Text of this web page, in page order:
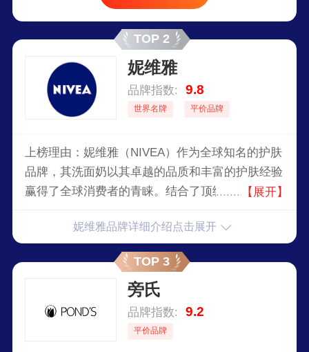
TOP 2
妮维雅
品牌指数: 9.8
世界名牌 平价品牌
上榜理由：妮维雅（NIVEA）作为全球知名的护肤
品牌，其洗面奶以其卓越的品质和丰富的护肤经验
赢得了全球消费者的青睐。结合了顶级科技和天然
脂，同时保持肌肤的天然水润平衡。不仅适用于各
种肤质，还能有效减少黑头和痘痘的生成，令肌肤
【展开】
妮维雅品牌详细介绍点击展开
TOP 3
旁氏
品牌指数: 9.2
平价品牌